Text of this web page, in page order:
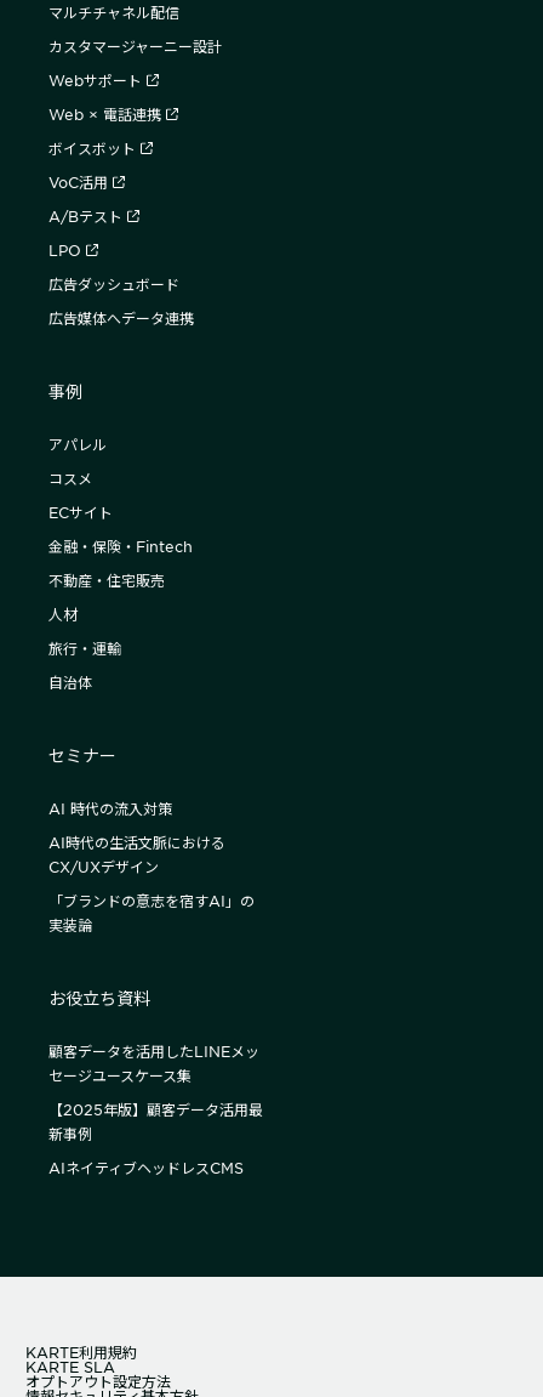
マルチチャネル配信
カスタマージャーニー設計
Webサポート
Web × 電話連携
ボイスボット
VoC活用
A/Bテスト
LPO
広告ダッシュボード
広告媒体へデータ連携
事例
アパレル
コスメ
ECサイト
金融・保険・Fintech
不動産・住宅販売
人材
旅行・運輸
自治体
セミナー
AI 時代の流入対策
AI時代の生活文脈における
CX/UXデザイン
「ブランドの意志を宿すAI」の
実装論
お役立ち資料
顧客データを活用したLINEメッ
セージユースケース集
【2025年版】顧客データ活用最
新事例
AIネイティブヘッドレスCMS
KARTE利用規約
KARTE SLA
オプトアウト設定方法